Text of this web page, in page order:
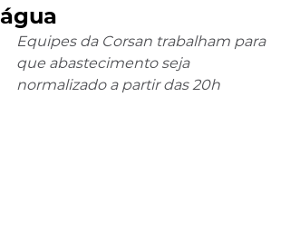
água
Equipes da Corsan trabalham para
que abastecimento seja
normalizado a partir das 20h